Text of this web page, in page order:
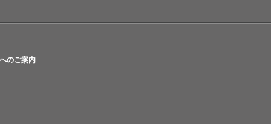
のご案内